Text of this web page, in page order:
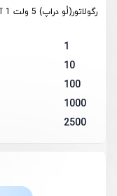
رگولاتور(لُو دراپ) 5 ولت 1 آمپر با پکیج SOT-223
1
10
100
1000
2500